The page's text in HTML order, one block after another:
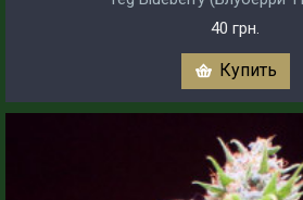
40 грн.
Купить